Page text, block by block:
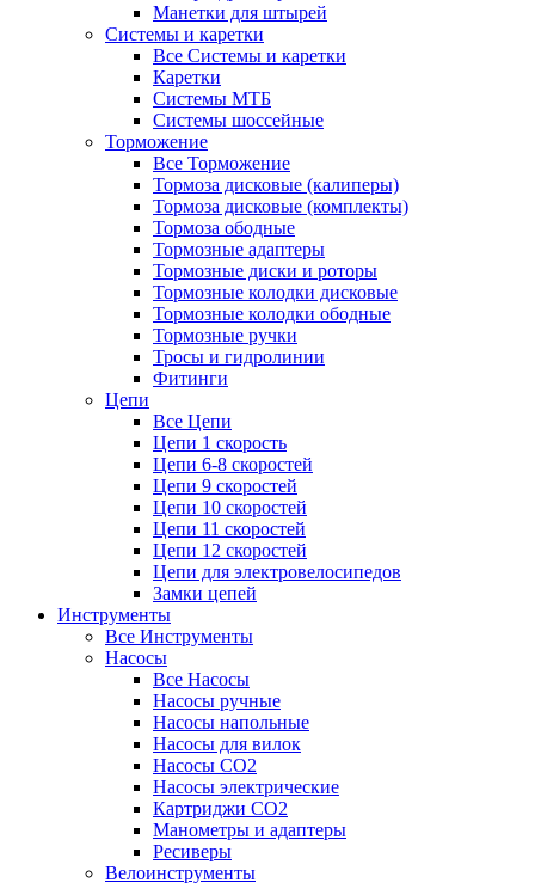
Манетки для штырей
Системы и каретки
Все Системы и каретки
Каретки
Системы МТБ
Системы шоссейные
Торможение
Все Торможение
Тормоза дисковые (калиперы)
Тормоза дисковые (комплекты)
Тормоза ободные
Тормозные адаптеры
Тормозные диски и роторы
Тормозные колодки дисковые
Тормозные колодки ободные
Тормозные ручки
Тросы и гидролинии
Фитинги
Цепи
Все Цепи
Цепи 1 скорость
Цепи 6-8 скоростей
Цепи 9 скоростей
Цепи 10 скоростей
Цепи 11 скоростей
Цепи 12 скоростей
Цепи для электровелосипедов
Замки цепей
Инструменты
Все Инструменты
Насосы
Все Насосы
Насосы ручные
Насосы напольные
Насосы для вилок
Насосы CO2
Насосы электрические
Картриджи CO2
Манометры и адаптеры
Ресиверы
Велоинструменты